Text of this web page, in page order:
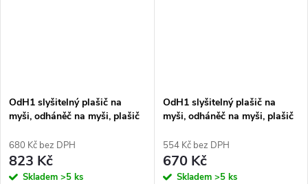
OdH1 slyšitelný plašič na
myši, odháněč na myši, plašič
680 Kč bez DPH
823 Kč
Skladem >5 ks
OdH1 slyšitelný plašič na
myši, odháněč na myši, plašič
554 Kč bez DPH
670 Kč
Skladem >5 ks